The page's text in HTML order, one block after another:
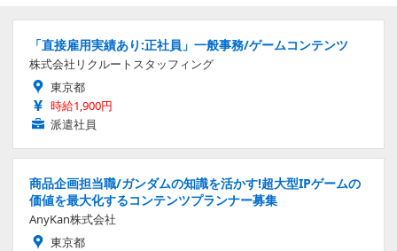
「直接雇用実績あり:正社員」一般事務/ゲームコンテンツ
株式会社リクルートスタッフィング
東京都
時給1,900円
派遣社員
商品企画担当職/ガンダムの知識を活かす!超大型IPゲームの
価値を最大化するコンテンツプランナー募集
AnyKan株式会社
東京都